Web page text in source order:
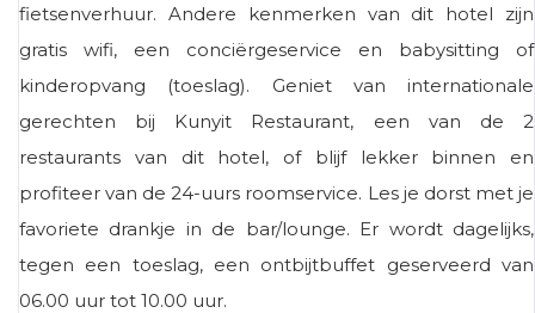
fietsenverhuur. Andere kenmerken van dit hotel zijn
gratis wifi, een conciërgeservice en babysitting of
kinderopvang (toeslag). Geniet van internationale
gerechten bij Kunyit Restaurant, een van de 2
restaurants van dit hotel, of blijf lekker binnen en
profiteer van de 24-uurs roomservice. Les je dorst met je
favoriete drankje in de bar/lounge. Er wordt dagelijks,
tegen een toeslag, een ontbijtbuffet geserveerd van
06.00 uur tot 10.00 uur.